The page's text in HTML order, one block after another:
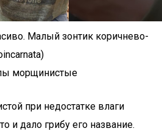
Малый зонтик коричнево-
морщинистые
при недостатке влаги
и дало грибу его название.